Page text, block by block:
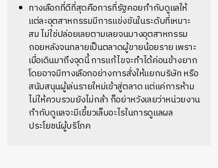
ทางเลือกที่ดีที่สุดคือการที่รัฐคอยกำกับดูแลให้
แต่ละอุตสาหกรรมมีการแข่งขันในระดับที่เหมาะ
สม ไม่ใช่ปล่อยเลยตามเลยจนบางอุตสาหกรรม
ถอยหลังจนกลายเป็นตลาดผู้ขายน้อยราย เพราะ
เมื่อเดินมาถึงจุดนี้ การแก้ไขจะทำได้ค่อนข้างยาก
โดยอาจมีทางเลือกอย่างการสั่งให้แยกบริษัท หรือ
สนับสนุนผู้เล่นรายใหม่เข้าสู่ตลาด แต่แค่การห้าม
ไม่ให้ควบรวมยังไม่กล้า ก็อย่าหวังเลยว่าหน่วยงาน
กำกับดูแลจะมีเขี้ยวเล็บอะไรในการดูแลผล
ประโยชน์ผู้บริโภค